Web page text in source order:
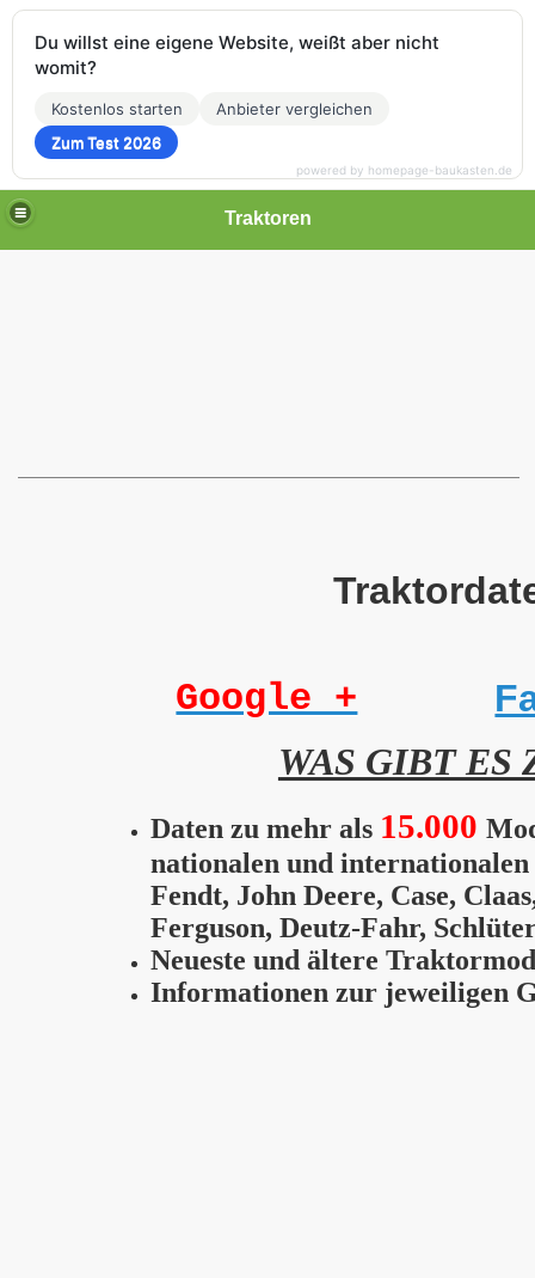
Traktoren
Google +
WAS GIBT ES
Daten zu mehr als 15.000
nationalen und
Fendt, John Deere, Case,
Ferguson, Deutz-Fahr,
Neueste und ältere
Informationen zur jeweiligen
Du willst eine eigene Website, weißt aber nicht
womit?
Kostenlos starten
Anbieter vergleichen
Zum Test 2026
powered by homepage-baukasten.de